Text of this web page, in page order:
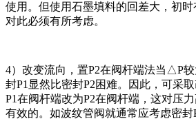
使用。但使用石墨填料的回差大，初时
对此必须有所考虑。
4）改变流向，置P2在阀杆端法当△P
封P1显然比密封P2困难。因此，可采
P1在阀杆端改为P2在阀杆端，这对压
有效的。如波纹管阀就通常应考虑密封